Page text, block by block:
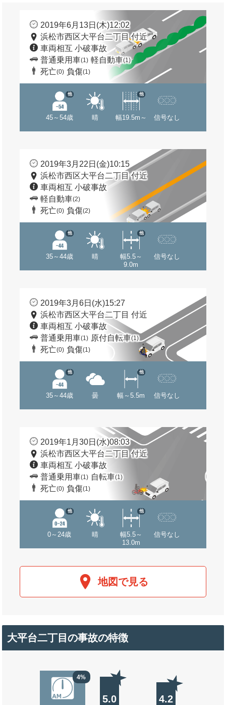
2019年6月13日(木)12:02
浜松市西区大平台二丁目 付近
車両相互 小破事故
普通乗用車(1) 軽自動車(1)
死亡(0) 負傷(1)
45～54歳
他
晴 幅19.5m～
他
信号なし
2019年3月22日(金)10:15
浜松市西区大平台二丁目 付近
車両相互 小破事故
軽自動車(2)
死亡(0) 負傷(2)
35～44歳
他
晴
幅5.5～
9.0m
他
信号なし
2019年3月6日(水)15:27
浜松市西区大平台二丁目 付近
車両相互 小破事故
普通乗用車(1) 原付自転車(1)
死亡(0) 負傷(1)
35～44歳
他
曇 幅～5.5m
他
信号なし
2019年1月30日(水)08:03
浜松市西区大平台二丁目 付近
車両相互 小破事故
普通乗用車(1) 自転車(1)
死亡(0) 負傷(1)
0～24歳
他
晴
幅5.5～
13.0m
他
信号なし
地図で見る
大平台二丁目の事故の特徴
4%
5.0 4.2